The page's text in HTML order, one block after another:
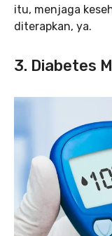
itu, menjaga
diterapkan, ya.
3. Diabetes